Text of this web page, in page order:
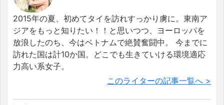
2015年の夏、初めてタイを訪れすっかり虜に。東南ア
ジアをもっと知りたい！！と思いつつ、ヨーロッパを
放浪したのち、今はベトナムで絶賛奮闘中。 今までに
訪れた国は計10か国。どこでも生きていける環境適応
力高い系女子。
このライターの記事一覧へ >